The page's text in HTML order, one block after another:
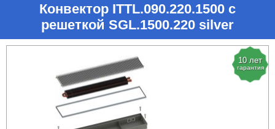
Конвектор ITTL.090.220.1500 с
решеткой SGL.1500.220 silver
10 лет
гарантия